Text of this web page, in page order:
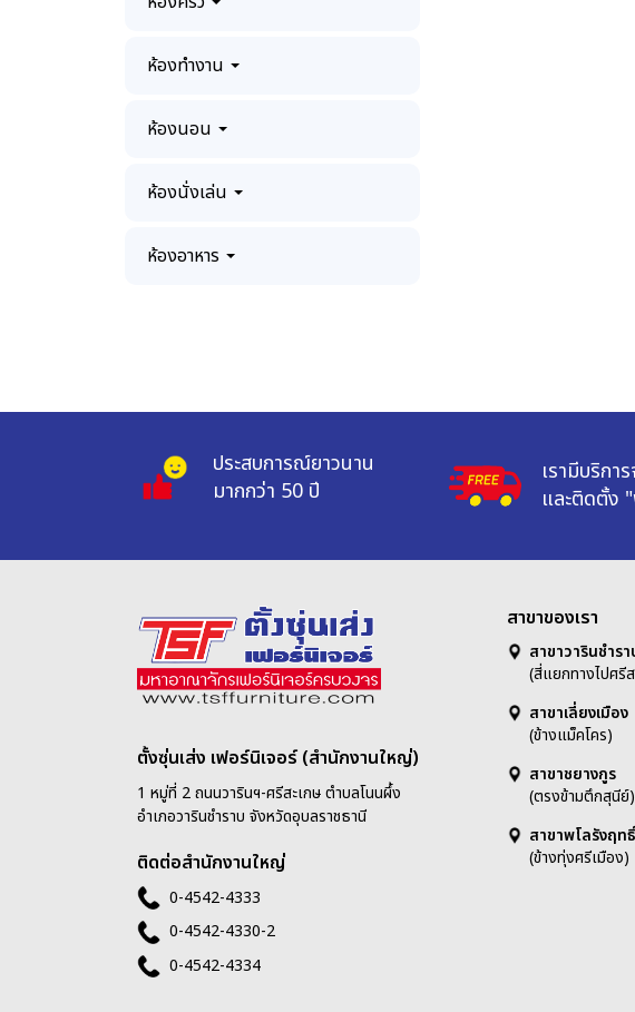
ห้องทำงาน
ห้องนอน
ห้องนั่งเล่น
ห้องอาหาร
ประสบการณ์ยาวนาน
มากกว่า 50 ปี
เรามีบริกา
และติดตั้ง
ตั้งซุ่นเส่ง เฟอร์นิเจอร์ (สำนักงานใหญ่)
1 หมู่ที่ 2 ถนนวารินฯ-ศรีสะเกษ ตำบลโนนผึ้ง
อำเภอวารินชำราบ จังหวัดอุบลราชธานี
ติดต่อสำนักงานใหญ่
0-4542-4333
0-4542-4330-2
0-4542-4334
สาขาของเรา
สาขาวารินชำรา
(สี่แยกทางไปศรี
สาขาเลี่ยงเมือง
(ข้างแม็คโคร)
สาขาชยางกูร
(ตรงข้ามตึกสุนีย์)
สาขาพโลรังฤท
(ข้างทุ่งศรีเมือง)